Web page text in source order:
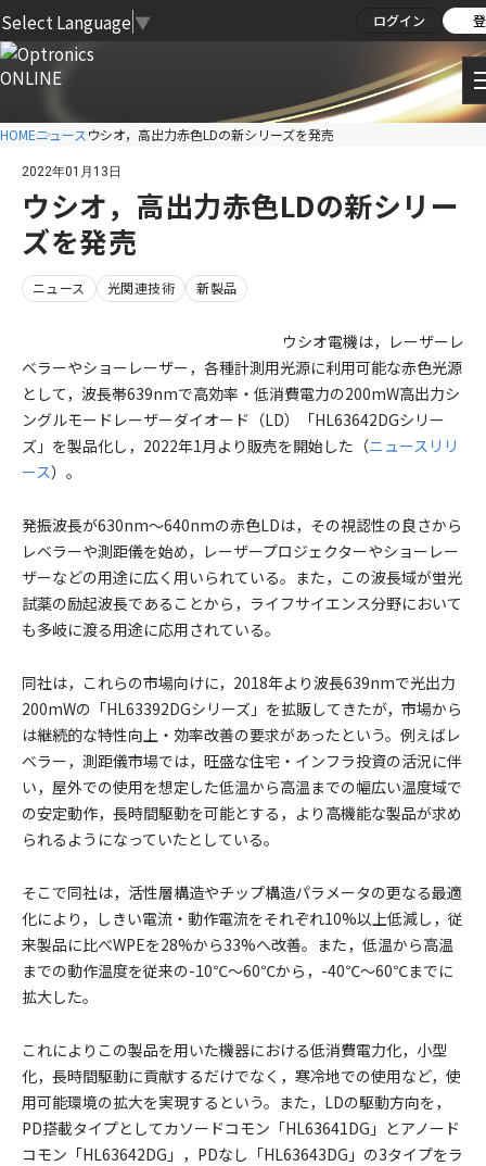
Select Language ▼ ログイン
HOMEニュース ウシオ，高出力赤色LDの新シリーズを発売
2022年01月13日
ウシオ，高出力赤色LDの新シリー
ズを発売
ニュース 光関連技術 新製品
ウシオ電機は，レーザーレ
ベラーやショーレーザー，各種計測用光源に利用可能な赤色光源
として，波長帯639nmで高効率・低消費電力の200mW高出力シ
ングルモードレーザーダイオード（LD）「HL63642DGシリー
ズ」を製品化し，2022年1月より販売を開始した（ニュースリリ
ース）。
発振波長が630nm～640nmの赤色LDは，その視認性の良さから
レベラーや測距儀を始め，レーザープロジェクターやショーレー
ザーなどの用途に広く用いられている。また，この波長域が蛍光
試薬の励起波長であることから，ライフサイエンス分野において
も多岐に渡る用途に応用されている。
同社は，これらの市場向けに，2018年より波長639nmで光出力
200mWの「HL63392DGシリーズ」を拡販してきたが，市場から
は継続的な特性向上・効率改善の要求があったという。例えばレ
ベラー，測距儀市場では，旺盛な住宅・インフラ投資の活況に伴
い，屋外での使用を想定した低温から高温までの幅広い温度域で
の安定動作，長時間駆動を可能とする，より高機能な製品が求め
られるようになっていたとしている。
そこで同社は，活性層構造やチップ構造パラメータの更なる最適
化により，しきい電流・動作電流をそれぞれ10%以上低減し，従
来製品に比べWPEを28%から33%へ改善。また，低温から高温
までの動作温度を従来の-10℃～60℃から，-40℃～60℃までに
拡大した。
これによりこの製品を用いた機器における低消費電力化，小型
化，長時間駆動に貢献するだけでなく，寒冷地での使用など，使
用可能環境の拡大を実現するという。また，LDの駆動方向を，
PD搭載タイプとしてカソードコモン「HL63641DG」とアノード
コモン「HL63642DG」，PDなし「HL63643DG」の3タイプをラ